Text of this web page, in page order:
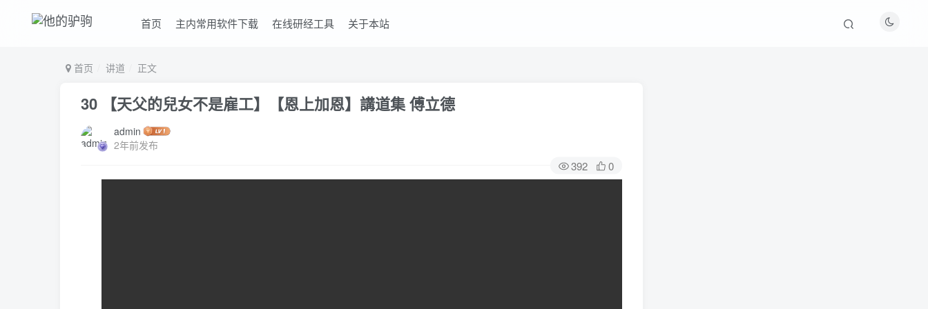
首页 主内常用软件下载 在线研经工具 关于本站
首页 讲道 正文
30 【天父的兒女不是雇工】【恩上加恩】講道集 傅立德
admin
2年前发布
392 0